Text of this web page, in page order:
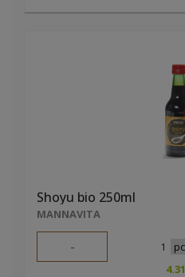
Shoyu bio 250ml
MANNAVITA
- 1
4.31